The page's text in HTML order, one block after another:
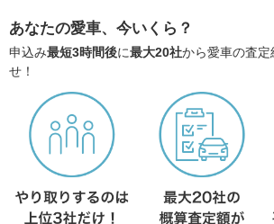
あなたの愛車、今いくら？
申込み最短3時間後に最大20社から愛車の査定
せ！